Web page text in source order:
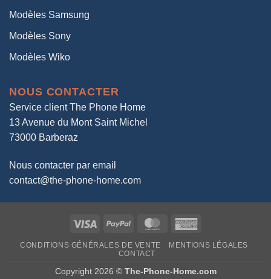
Modèles Samsung
Modèles Sony
Modèles Wiko
NOUS CONTACTER
Service client The Phone Home
13 Avenue du Mont Saint Michel
73000 Barberaz
Nous contacter par email
contact@the-phone-home.com
Visa PayPal MasterCard
CONDITIONS GÉNÉRALES DE VENTE
MENTIONS LÉGALES
CONTACT
Copyright 2026 © The-Phone-Home.com